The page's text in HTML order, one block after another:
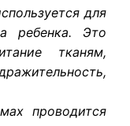
для
ребенка. Это
тканям,
проводится